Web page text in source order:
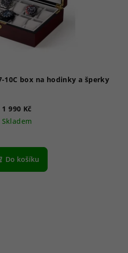
10C box na hodinky a šperky
1 990 Kč
Skladem
Do košíku